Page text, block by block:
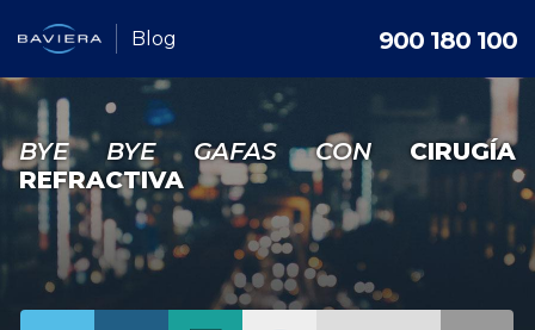
Blog 900 180 100
BYE BYE GAFAS CON CIRUGÍA
REFRACTIVA